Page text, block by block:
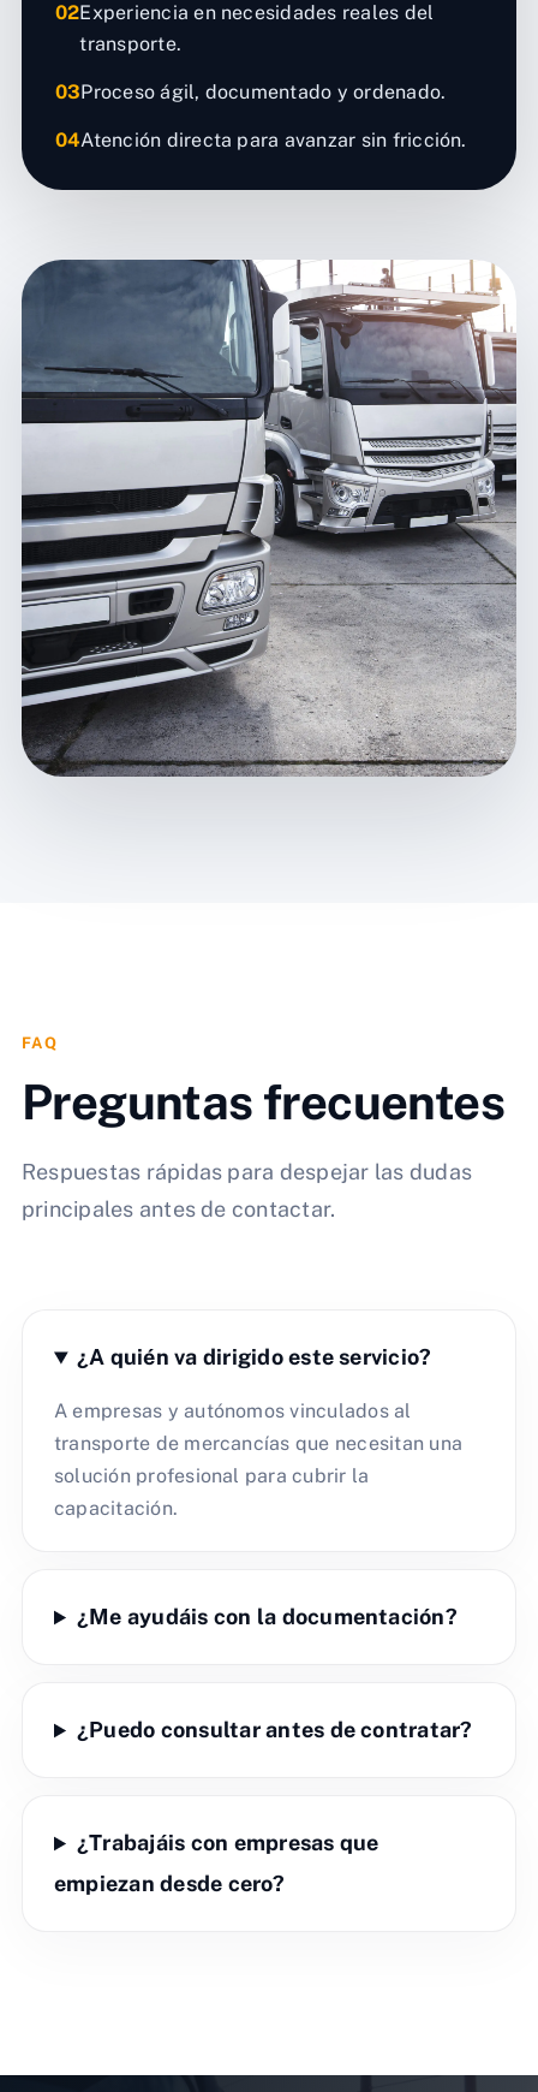
02Experiencia en necesidades reales del
transporte.
03Proceso ágil, documentado y ordenado.
04Atención directa para avanzar sin fricción.
FAQ
Preguntas frecuentes
Respuestas rápidas para despejar las dudas
principales antes de contactar.
¿A quién va dirigido este servicio?
A empresas y autónomos vinculados al
transporte de mercancías que necesitan una
solución profesional para cubrir la
capacitación.
¿Me ayudáis con la documentación?
¿Puedo consultar antes de contratar?
¿Trabajáis con empresas que
empiezan desde cero?